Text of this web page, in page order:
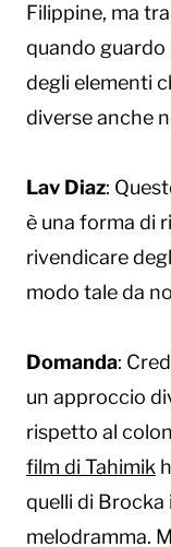
Filippine, ma
quando guardo
degli elementi
diverse anche
Lav Diaz:
è una forma di
rivendicare
modo tale da
Domanda:
un approccio
rispetto al
film di Tahimik
quelli di Brocka
melodramma.